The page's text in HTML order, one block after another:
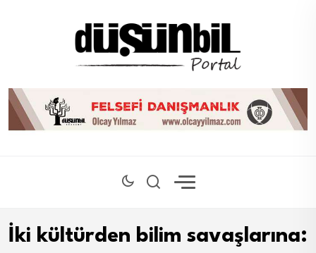
İki kültürden bilim savaşlarına: